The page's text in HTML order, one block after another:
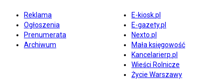
Reklama
Ogłoszenia
Prenumerata
Archiwum
E-kiosk.pl
E-gazety.pl
Nexto.pl
Mała księgowość
Kancelarierp.pl
Wieści Rolnicze
Życie Warszawy